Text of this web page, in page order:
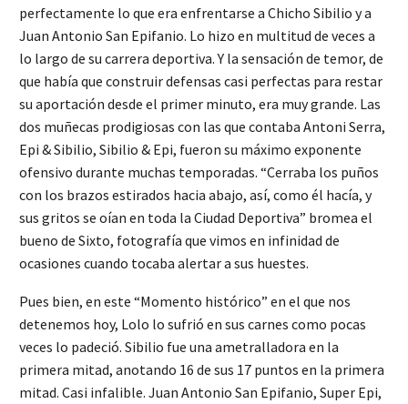
perfectamente lo que era enfrentarse a Chicho Sibilio y a
Juan Antonio San Epifanio. Lo hizo en multitud de veces a
lo largo de su carrera deportiva. Y la sensación de temor, de
que había que construir defensas casi perfectas para restar
su aportación desde el primer minuto, era muy grande. Las
dos muñecas prodigiosas con las que contaba Antoni Serra,
Epi & Sibilio, Sibilio & Epi, fueron su máximo exponente
ofensivo durante muchas temporadas. “Cerraba los puños
con los brazos estirados hacia abajo, así, como él hacía, y
sus gritos se oían en toda la Ciudad Deportiva” bromea el
bueno de Sixto, fotografía que vimos en infinidad de
ocasiones cuando tocaba alertar a sus huestes.
Pues bien, en este “Momento histórico” en el que nos
detenemos hoy, Lolo lo sufrió en sus carnes como pocas
veces lo padeció. Sibilio fue una ametralladora en la
primera mitad, anotando 16 de sus 17 puntos en la primera
mitad. Casi infalible. Juan Antonio San Epifanio, Super Epi,